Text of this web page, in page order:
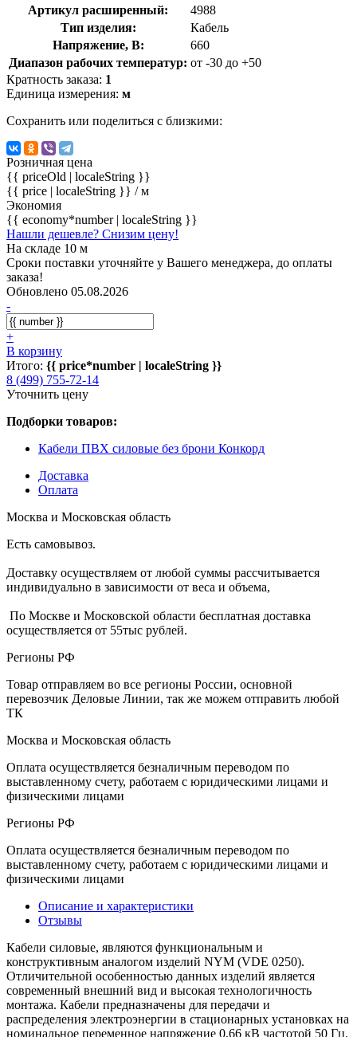
Артикул расширенный:
4988
Тип изделия:
Кабель
Напряжение, В:
660
Диапазон рабочих температур: от -30 до +50
Кратность заказа: 1
Единица измерения: м
Сохранить или поделиться с близкими:
Розничная цена
{{ priceOld | localeString }}
{{ price | localeString }} / м
Экономия
{{ economy*number | localeString }}
Нашли дешевле? Снизим цену!
На складе 10 м
Сроки поставки уточняйте у Вашего менеджера, до оплаты
заказа!
Обновлено 05.08.2026
-
+
В корзину
Итого: {{ price*number | localeString }}
8 (499) 755-72-14
Уточнить цену
Подборки товаров:
Кабели ПВХ силовые без брони Конкорд
Доставка
Оплата
Москва и Московская область
Есть самовывоз.
Доставку осуществляем от любой суммы рассчитывается
индивидуально в зависимости от веса и объема,
По Москве и Московской области бесплатная доставка
осуществляется от 55тыс рублей.
Регионы РФ
Товар отправляем во все регионы России, основной
перевозчик Деловые Линии, так же можем отправить любой
ТК
Москва и Московская область
Оплата осуществляется безналичным переводом по
выставленному счету, работаем с юридическими лицами и
физическими лицами
Регионы РФ
Оплата осуществляется безналичным переводом по
выставленному счету, работаем с юридическими лицами и
физическими лицами
Описание и характеристики
Отзывы
Кабели силовые, являются функциональным и
конструктивным аналогом изделий NYM (VDE 0250).
Отличительной особенностью данных изделий является
современный внешний вид и высокая технологичность
монтажа. Кабели предназначены для передачи и
распределения электроэнергии в стационарных установках на
номинальное переменное напряжение 0,66 кВ частотой 50 Гц.